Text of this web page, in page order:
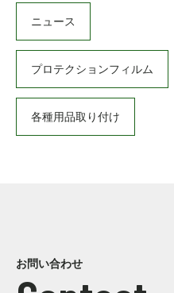
ニュース
プロテクションフィルム
各種用品取り付け
お問い合わせ